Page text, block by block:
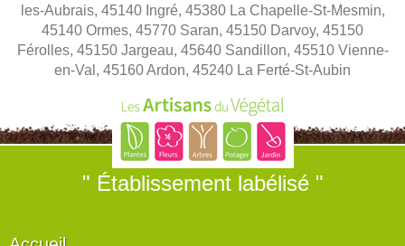
les-Aubrais, 45140 Ingré, 45380 La Chapelle-St-Mesmin,
45140 Ormes, 45770 Saran, 45150 Darvoy, 45150
Férolles, 45150 Jargeau, 45640 Sandillon, 45510 Vienne-
en-Val, 45160 Ardon, 45240 La Ferté-St-Aubin
" Établissement labélisé "